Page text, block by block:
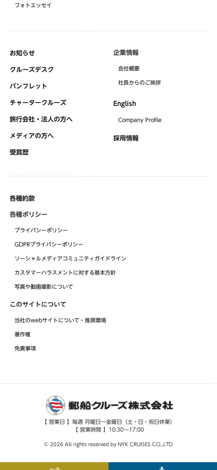
フォトエッセイ
お知らせ
クルーズデスク
パンフレット
チャータークルーズ
旅行会社・法人の方へ
メディアの方へ
受賞歴
企業情報
会社概要
社⻑からのご挨拶
English
Company Profile
採用情報
各種約款
各種ポリシー
プライバシーポリシー
GDPRプライバシーポリシー
ソーシャルメディアコミュニティガイドライン
カスタマーハラスメントに対する基本方針
写真や動画撮影について
このサイトについて
当社のwebサイトについて・推奨環境
著作権
免責事項
【 営業日 】毎週 月曜日～金曜日（土・日・祝日休業）
【 営業時間 】10:30～17:00
© 2026 All rights reserved by NYK CRUISES CO.,LTD